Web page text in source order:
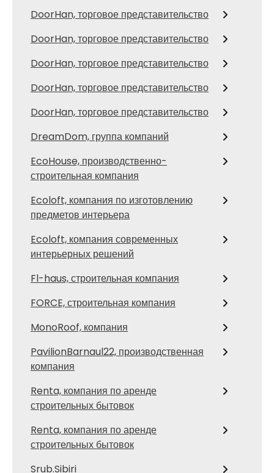
DoorHan, торговое представительство
DoorHan, торговое представительство
DoorHan, торговое представительство
DoorHan, торговое представительство
DoorHan, торговое представительство
DreamDom, группа компаний
EcoHouse, производственно-
строительная компания
Ecoloft, компания по изготовлению
предметов интерьера
Ecoloft, компания современных
интерьерных решений
Fl-haus, строительная компания
FORCE, строительная компания
MonoRoof, компания
PavilionBarnaul22, производственная
компания
Renta, компания по аренде
строительных бытовок
Renta, компания по аренде
строительных бытовок
Srub.Sibiri